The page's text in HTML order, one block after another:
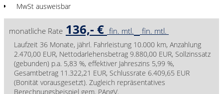
MwSt ausweisbar
monatliche Rate 136,- € fin. mtl. fin. mtl.
Laufzeit 36 Monate, jährl. Fahrleistung 10.000 km, Anzahlung
2.470,00 EUR, Nettodarlehensbetrag 9.880,00 EUR, Sollzinssatz
(gebunden) p.a. 5,83 %, effektiver Jahreszins 5,99 %,
Gesamtbetrag 11.322,21 EUR, Schlussrate 6.409,65 EUR
(Bonität vorausgesetzt). Zugleich repräsentatives
Berechnungsbeispiel gem. PAngV.